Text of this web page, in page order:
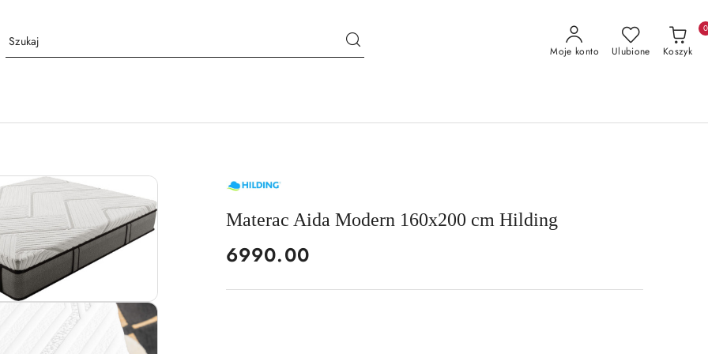
Moje konto Ulubione Koszyk
0
NAZWA
PRODUCENTA:
Materac Aida Modern 160x200 cm Hilding
cena:
6990.00